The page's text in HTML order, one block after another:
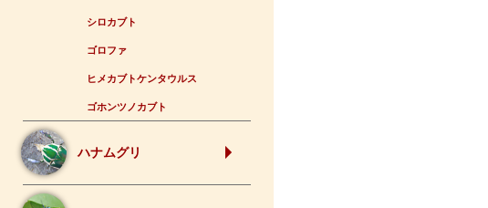
シロカブト
ゴロファ
ヒメカブトケンタウルス
ゴホンツノカブト
ハナムグリ